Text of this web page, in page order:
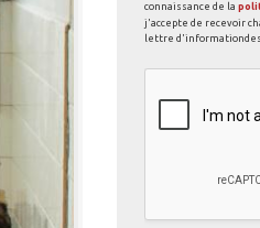
connaissance de la
j'accepte de recevoir
lettre